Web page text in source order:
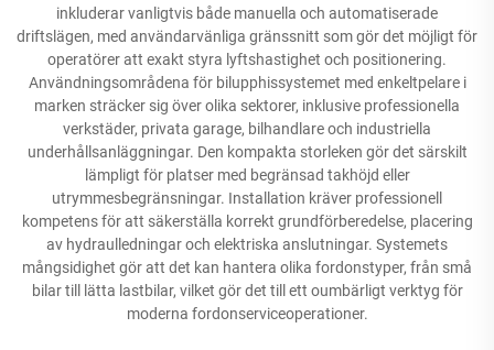
inkluderar vanligtvis både manuella och automatiserade
driftslägen, med användarvänliga gränssnitt som gör det möjligt för
operatörer att exakt styra lyftshastighet och positionering.
Användningsområdena för bilupphissystemet med enkeltpelare i
marken sträcker sig över olika sektorer, inklusive professionella
verkstäder, privata garage, bilhandlare och industriella
underhållsanläggningar. Den kompakta storleken gör det särskilt
lämpligt för platser med begränsad takhöjd eller
utrymmesbegränsningar. Installation kräver professionell
kompetens för att säkerställa korrekt grundförberedelse, placering
av hydraulledningar och elektriska anslutningar. Systemets
mångsidighet gör att det kan hantera olika fordonstyper, från små
bilar till lätta lastbilar, vilket gör det till ett oumbärligt verktyg för
moderna fordonserviceoperationer.